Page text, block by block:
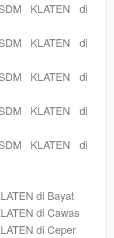
KLATEN di
KLATEN di
KLATEN di
KLATEN di
KLATEN di
di Bayat
di Cawas
di Ceper